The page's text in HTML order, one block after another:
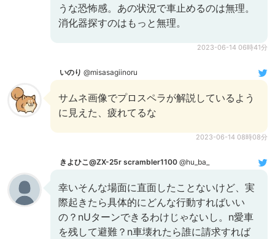
うな恐怖感。あの状況で車止めるのは無理。
消化器探すのはもっと無理。
2023-06-14 06時41分
いのり @misasagiinoru
サムネ画像でプロスペラが解説しているよう
に見えた、疲れてるな
2023-06-14 08時08分
きよひこ@ZX-25r scrambler1100 @hu_ba_
幸いそんな場面に直面したことないけど、実
際起きたら具体的にどんな行動すればいい
の？nUターンできるわけじゃないし。n愛車
を残して避難？n車壊れたら誰に請求すれば